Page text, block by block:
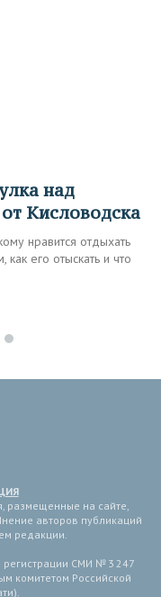
Кисловодска
нравится отдыхать
его отыскать и что
размещенные на сайте,
авторов публикаций
редакции.
регистрации СМИ № 3 247
комитетом Российской